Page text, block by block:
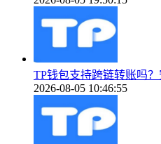
TP钱包支持跨链转账吗
2026-08-05 10:46:55